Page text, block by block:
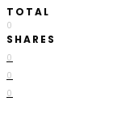
TOTAL
0
SHARES
0
0
0